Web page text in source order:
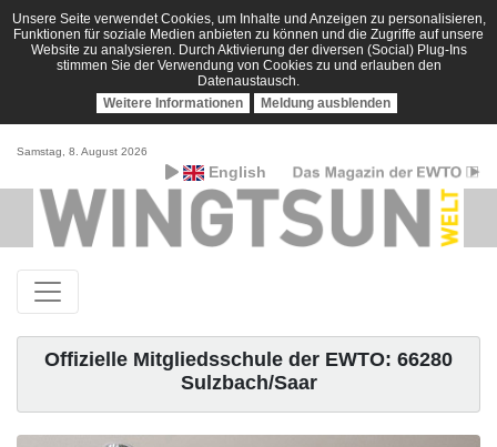
Unsere Seite verwendet Cookies, um Inhalte und Anzeigen zu personalisieren,
Funktionen für soziale Medien anbieten zu können und die Zugriffe auf unsere
Website zu analysieren. Durch Aktivierung der diversen (Social) Plug-Ins
stimmen Sie der Verwendung von Cookies zu und erlauben den
Datenaustausch.
Weitere Informationen
Meldung ausblenden
Samstag, 8. August 2026
English
Offizielle Mitgliedsschule der EWTO: 66280
Sulzbach/Saar